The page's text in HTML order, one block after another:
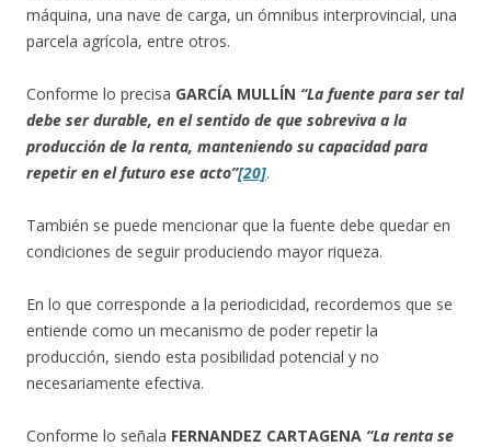
máquina, una nave de carga, un ómnibus interprovincial, una
parcela agrícola, entre otros.
Conforme lo precisa GARCÍA MULLÍN “La fuente para ser tal
debe ser durable, en el sentido de que sobreviva a la
producción de la renta, manteniendo su capacidad para
repetir en el futuro ese acto”[20].
También se puede mencionar que la fuente debe quedar en
condiciones de seguir produciendo mayor riqueza.
En lo que corresponde a la periodicidad, recordemos que se
entiende como un mecanismo de poder repetir la
producción, siendo esta posibilidad potencial y no
necesariamente efectiva.
Conforme lo señala FERNANDEZ CARTAGENA “La renta se